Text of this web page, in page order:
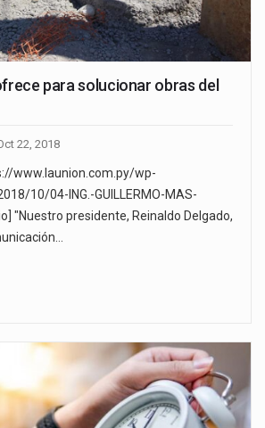
para solucionar obras del
22, 2018
www.launion.com.py/wp-
10/04-ING.-GUILLERMO-MAS-
"Nuestro presidente, Reinaldo Delgado,